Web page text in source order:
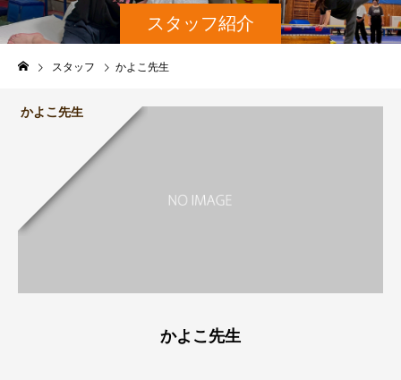
スタッフ紹介
スタッフ かよこ先生
かよこ先生
かよこ先生